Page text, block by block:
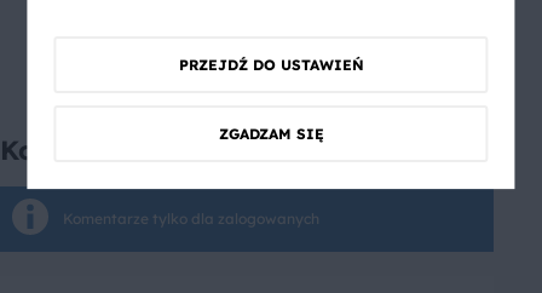
Komentarze
Komentarze tylko dla zalogowanych
PRZEJDŹ DO USTAWIEŃ
ZGADZAM SIĘ